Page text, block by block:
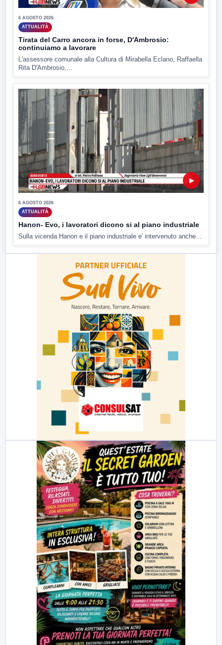
6 AGOSTO 2026
ATTUALITÀ
Tirata del Carro ancora in forse, D'Ambrosio:
continuiamo a lavorare
L'assessore comunale alla Cultura di Mirabella Eclano, Raffaella
Rita D'Ambrosio,...
▶
6 AGOSTO 2026
ATTUALITÀ
Hanon- Evo, i lavoratori dicono si al piano industriale
Sulla vicenda Hanon e il piano industriale e' intervenuto anche...